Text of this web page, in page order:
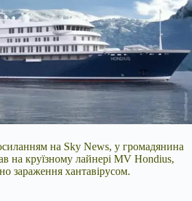
на Sky News, у громадянина
на круїзному лайнері MV Hondius,
зараження хантавірусом.